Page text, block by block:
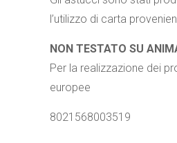
l’utilizzo di carta
NON TESTATO SU
Per la realizzazione dei
europee
8021568003519